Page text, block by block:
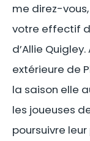
me direz-
votre effectif
d’Allie
extérieure de
la saison elle
les joueuses
poursuivre